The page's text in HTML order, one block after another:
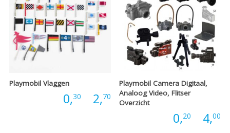
Playmobil Vlaggen
0,30 2,70Prijsklasse:
Playmobil Camera Digitaal,
Analoog Video, Flitser
Overzicht
0,20 4,00